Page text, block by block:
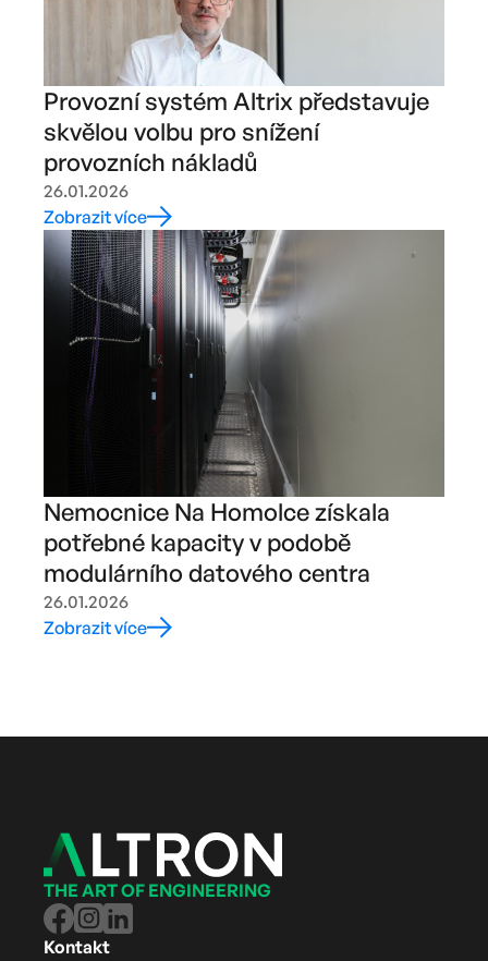
Provozní systém Altrix představuje
skvělou volbu pro snížení
provozních nákladů
26.01.2026
Zobrazit více
Nemocnice Na Homolce získala
potřebné kapacity v podobě
modulárního datového centra
26.01.2026
Zobrazit více
THE ART OF ENGINEERING
Kontakt